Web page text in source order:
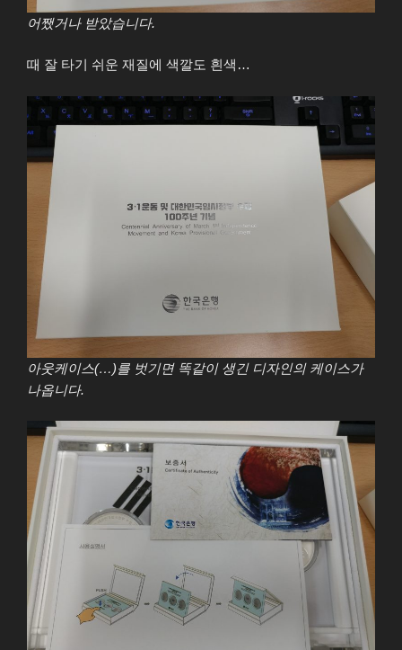
어쨌거나 받았습니다.
때 잘 타기 쉬운 재질에 색깔도 흰색…
아웃케이스(…)를 벗기면 똑같이 생긴 디자인의 케이스가
나옵니다.